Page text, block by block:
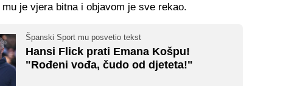
je vjera bitna i objavom je sve rekao.
Španski Sport mu posvetio tekst
Hansi Flick prati Emana Košpu!
"Rođeni vođa, čudo od djeteta!"